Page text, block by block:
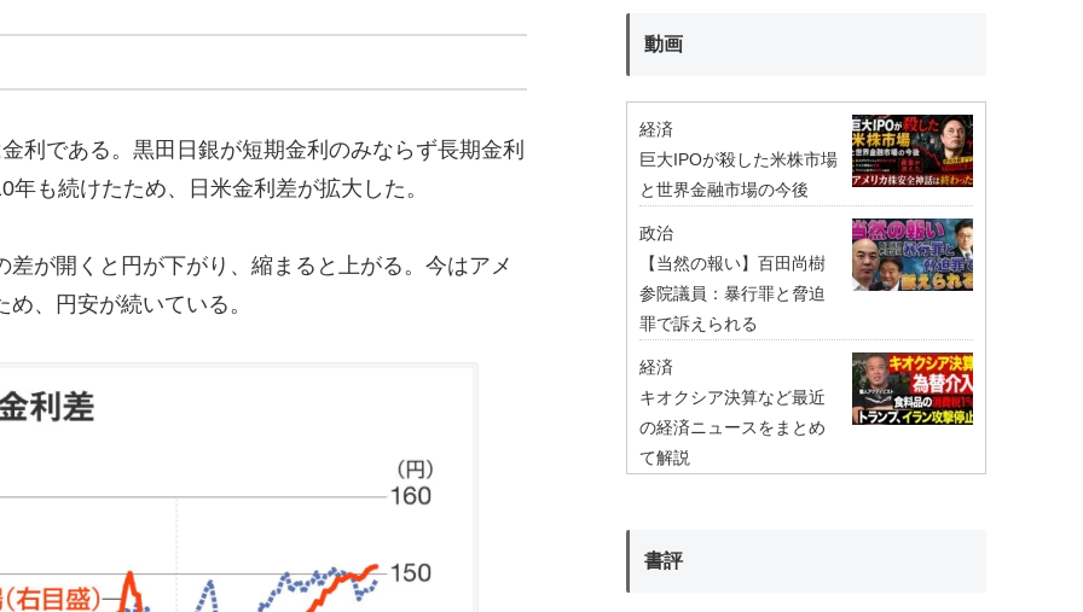
利である。黒田日銀が短期金利のみならず長期金利
も続けたため、日米金利差が拡大した。
が開くと円が下がり、縮まると上がる。今はアメ
、円安が続いている。
動画
経済
巨大IPOが殺した米株市場
と世界金融市場の今後
政治
【当然の報い】百田尚樹
参院議員：暴行罪と脅迫
罪で訴えられる
経済
キオクシア決算など最近
の経済ニュースをまとめ
て解説
書評